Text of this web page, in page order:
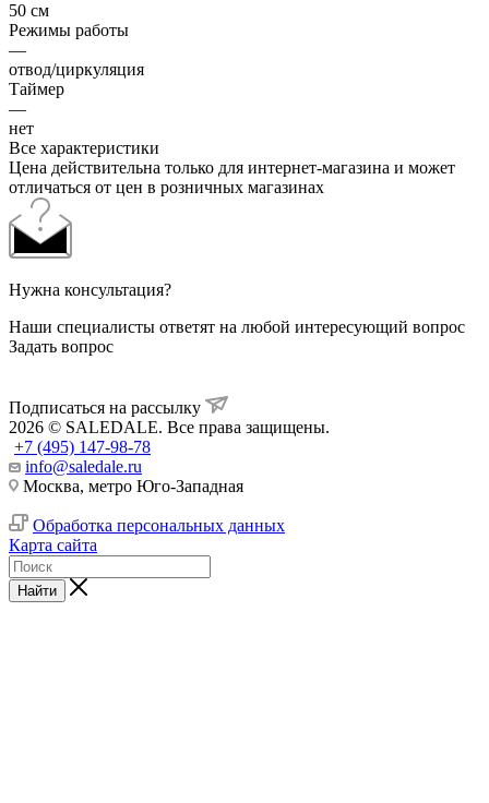
50 см
Режимы работы
—
отвод/циркуляция
Таймер
—
нет
Все характеристики
Цена действительна только для интернет-магазина и может
отличаться от цен в розничных магазинах
Нужна консультация?
Наши специалисты ответят на любой интересующий вопрос
Задать вопрос
Подписаться на рассылку
2026 © SALEDALE. Все права защищены.
+7 (495) 147-98-78
info@saledale.ru
Москва, метро Юго-Западная
Обработка персональных данных
Карта сайта
Найти